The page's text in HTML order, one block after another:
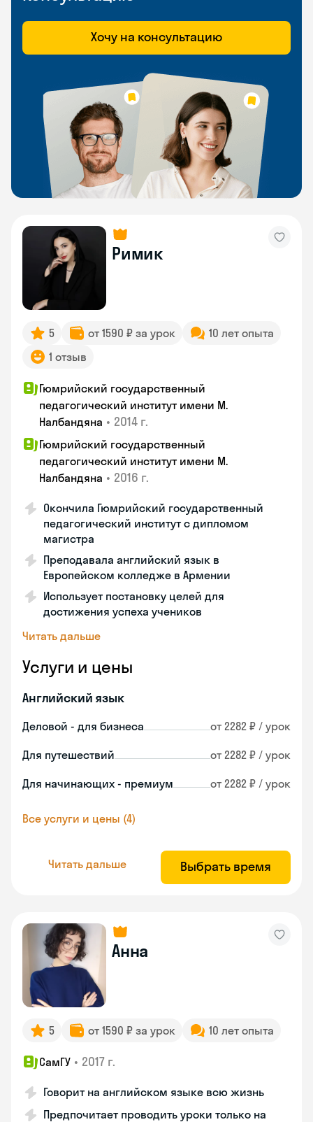
Хочу на консультацию
Римик
5 от 1590 ₽ за урок
10 лет опыта
1 отзыв
Гюмрийский государственный
педагогический институт имени М.
Налбандяна • 2014 г.
Гюмрийский государственный
педагогический институт имени М.
Налбандяна • 2016 г.
Окончила Гюмрийский государственный
педагогический институт с дипломом
магистра
Преподавала английский язык в
Европейском колледже в Армении
Использует постановку целей для
достижения успеха учеников
Читать дальше
Услуги и цены
Английский язык
Деловой - для бизнеса от 2282 ₽ / урок
Для путешествий от 2282 ₽ / урок
Для начинающих - премиум от 2282 ₽ / урок
Все услуги и цены (4)
Читать дальше Выбрать время
Анна
5 от 1590 ₽ за урок 10 лет опыта
СамГУ • 2017 г.
Говорит на английском языке всю жизнь
Предпочитает проводить уроки только на